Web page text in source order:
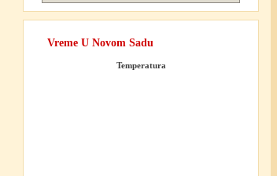
Vreme U Novom Sadu
Temperatura